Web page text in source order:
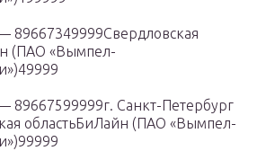
89667349999Свердловская
(ПАО «Вымпел-
89667599999г. Санкт-Петербург
областьБиЛайн (ПАО «Вымпел-